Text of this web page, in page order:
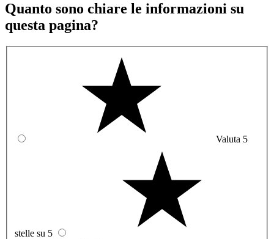
Quanto sono chiare le informazioni su
questa pagina?
Valuta 5
stelle su 5